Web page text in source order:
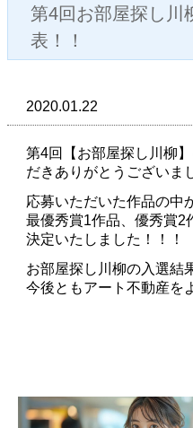
第4回お部屋探し川
表！！
2020.01.22
第4回【お部屋探し川柳
だきありがとうございま
応募いただいた作品の中
最優秀賞1作品、優秀賞2
決定いたしました！！！
お部屋探し川柳の入選結
今後ともアート不動産を